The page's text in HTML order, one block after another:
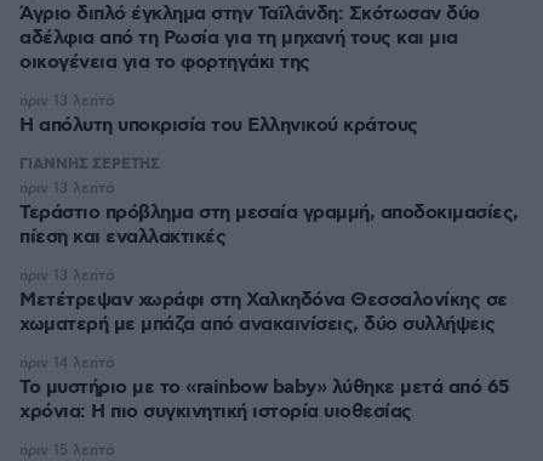
Άγριο διπλό έγκλημα στην Ταϊλάνδη: Σκότωσαν δύο
αδέλφια από τη Ρωσία για τη μηχανή τους και μια
οικογένεια για το φορτηγάκι της
Η απόλυτη υποκρισία του Ελληνικού κράτους
πριν 13 λεπτά
ΓΙΑΝΝΗΣ ΣΕΡΕΤΗΣ
Τεράστιο πρόβλημα στη μεσαία γραμμή, αποδοκιμασίες,
πίεση και εναλλακτικές
πριν 13 λεπτά
Μετέτρεψαν χωράφι στη Χαλκηδόνα Θεσσαλονίκης σε
χωματερή με μπάζα από ανακαινίσεις, δύο συλλήψεις
πριν 13 λεπτά
Το μυστήριο με το «rainbow baby» λύθηκε μετά από 65
χρόνια: Η πιο συγκινητική ιστορία υιοθεσίας
πριν 14 λεπτά
πριν 15 λεπτά